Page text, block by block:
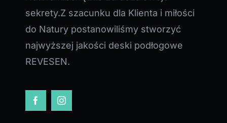
sekrety.Z szacunku dla Klienta i miłości
do Natury postanowiliśmy stworzyć
najwyższej jakości deski podłogowe
REVESEN.